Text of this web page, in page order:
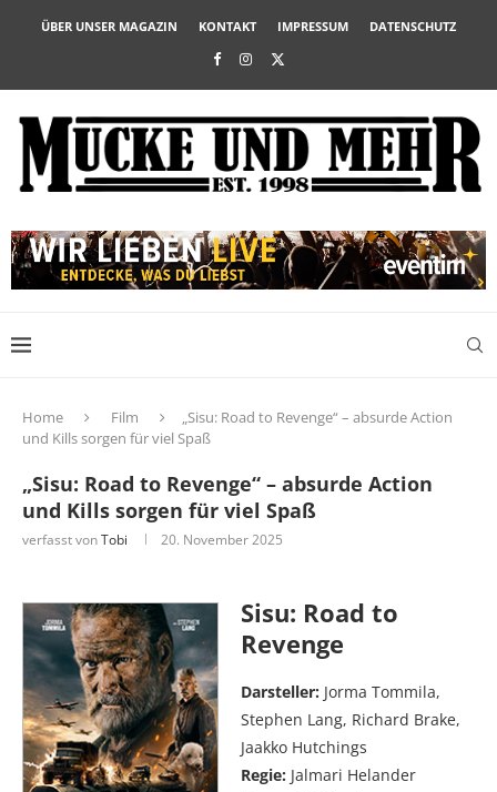
ÜBER UNSER MAGAZIN KONTAKT IMPRESSUM DATENSCHUTZ
Home Film
„Sisu: Road to Revenge“ – absurde Action
und Kills sorgen für viel Spaß
„Sisu: Road to Revenge“ – absurde Action
und Kills sorgen für viel Spaß
verfasst vonTobi 20. November 2025
Sisu: Road to
Revenge
Darsteller: Jorma Tommila,
Stephen Lang, Richard Brake,
Jaakko Hutchings
Regie: Jalmari Helander